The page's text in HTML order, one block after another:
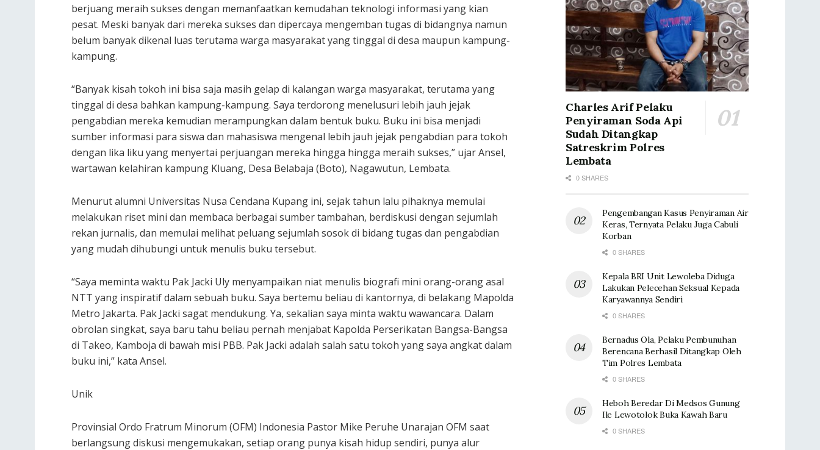
berjuang meraih sukses dengan memanfaatkan kemudahan teknologi informasi yang kian
pesat. Meski banyak dari mereka sukses dan dipercaya mengemban tugas di bidangnya namun
belum banyak dikenal luas terutama warga masyarakat yang tinggal di desa maupun kampung-
kampung.
“Banyak kisah tokoh ini bisa saja masih gelap di kalangan warga masyarakat, terutama yang
tinggal di desa bahkan kampung-kampung. Saya terdorong menelusuri lebih jauh jejak
pengabdian mereka kemudian merampungkan dalam bentuk buku. Buku ini bisa menjadi
sumber informasi para siswa dan mahasiswa mengenal lebih jauh jejak pengabdian para tokoh
dengan lika liku yang menyertai perjuangan mereka hingga hingga meraih sukses,” ujar Ansel,
wartawan kelahiran kampung Kluang, Desa Belabaja (Boto), Nagawutun, Lembata.
Menurut alumni Universitas Nusa Cendana Kupang ini, sejak tahun lalu pihaknya memulai
melakukan riset mini dan membaca berbagai sumber tambahan, berdiskusi dengan sejumlah
rekan jurnalis, dan memulai melihat peluang sejumlah sosok di bidang tugas dan pengabdian
yang mudah dihubungi untuk menulis buku tersebut.
“Saya meminta waktu Pak Jacki Uly menyampaikan niat menulis biografi mini orang-orang asal
NTT yang inspiratif dalam sebuah buku. Saya bertemu beliau di kantornya, di belakang Mapolda
Metro Jakarta. Pak Jacki sagat mendukung. Ya, sekalian saya minta waktu wawancara. Dalam
obrolan singkat, saya baru tahu beliau pernah menjabat Kapolda Perserikatan Bangsa-Bangsa
di Takeo, Kamboja di bawah misi PBB. Pak Jacki adalah salah satu tokoh yang saya angkat dalam
buku ini,” kata Ansel.
Unik
Provinsial Ordo Fratrum Minorum (OFM) Indonesia Pastor Mike Peruhe Unarajan OFM saat
berlangsung diskusi mengemukakan, setiap orang punya kisah hidup sendiri, punya alur
Charles Arif Pelaku
Penyiraman Soda Api
Sudah Ditangkap
Satreskrim Polres
Lembata
0 SHARES
Pengembangan Kasus Penyiraman Air
Keras, Ternyata Pelaku Juga Cabuli
Korban
0 SHARES
Kepala BRI Unit Lewoleba Diduga
Lakukan Pelecehan Seksual Kepada
Karyawannya Sendiri
0 SHARES
Bernadus Ola, Pelaku Pembunuhan
Berencana Berhasil Ditangkap Oleh
Tim Polres Lembata
0 SHARES
Heboh Beredar Di Medsos Gunung
Ile Lewotolok Buka Kawah Baru
0 SHARES